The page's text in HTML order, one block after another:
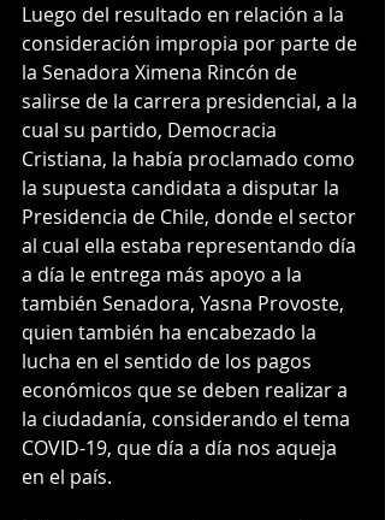
Luego del resultado en relación a la
consideración impropia por parte de
la Senadora Ximena Rincón de
salirse de la carrera presidencial, a la
cual su partido, Democracia
Cristiana, la había proclamado como
la supuesta candidata a disputar la
Presidencia de Chile, donde el sector
al cual ella estaba representando día
a día le entrega más apoyo a la
también Senadora, Yasna Provoste,
quien también ha encabezado la
lucha en el sentido de los pagos
económicos que se deben realizar a
la ciudadanía, considerando el tema
COVID-19, que día a día nos aqueja
en el país.